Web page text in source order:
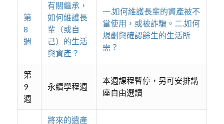
第
8
週
有關繼承，
如何維護長
輩（或自
己）的生活
與資產？
一.如何維護長輩的資產被不
當使用，或被詐騙。二.如何
規劃與確認餘生的生活所
需？
第
9
週
永續學程週
本週課程暫停，另可安排講
座自由選讀
將來的遺產